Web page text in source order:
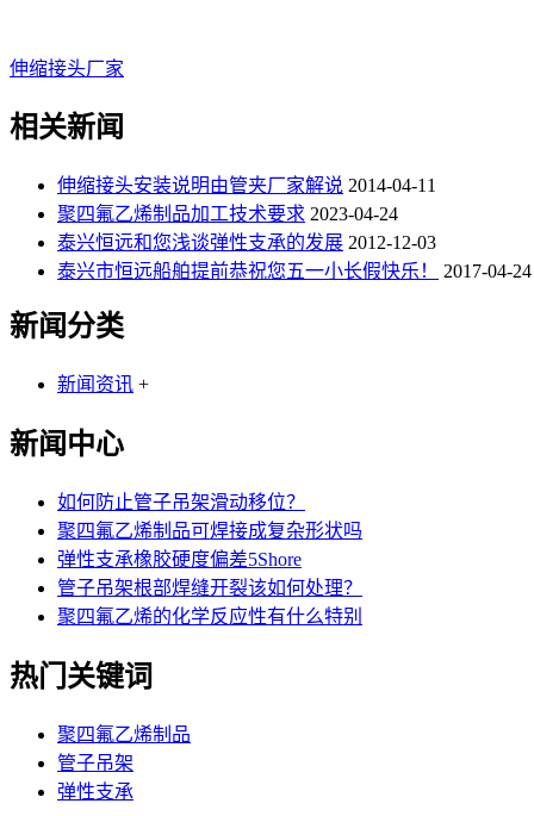
伸缩接头厂家
相关新闻
伸缩接头安装说明由管夹厂家解说 2014-04-11
聚四氟乙烯制品加工技术要求 2023-04-24
泰兴恒远和您浅谈弹性支承的发展 2012-12-03
泰兴市恒远船舶提前恭祝您五一小长假快乐！
2017-04-24
新闻分类
新闻资讯 +
新闻中心
如何防止管子吊架滑动移位？
聚四氟乙烯制品可焊接成复杂形状吗
弹性支承橡胶硬度偏差5Shore
管子吊架根部焊缝开裂该如何处理？
聚四氟乙烯的化学反应性有什么特别
热门关键词
聚四氟乙烯制品
管子吊架
弹性支承